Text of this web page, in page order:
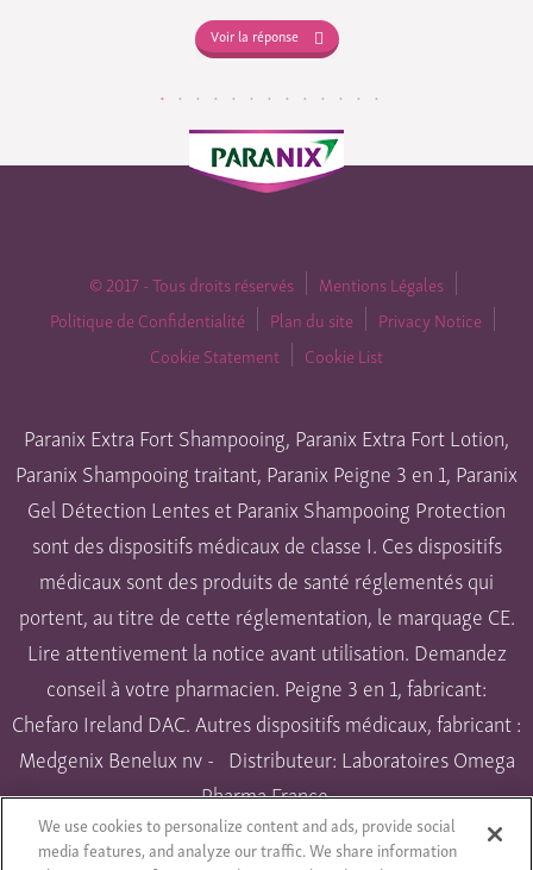
Voir la réponse
© 2017 - Tous droits réservés
Mentions Légales
Politique de Confidentialité
Plan du site
Privacy Notice
Cookie Statement
Cookie List
Paranix Extra Fort Shampooing, Paranix Extra Fort Lotion,
Paranix Shampooing traitant, Paranix Peigne 3 en 1, Paranix
Gel Détection Lentes et Paranix Shampooing Protection
sont des dispositifs médicaux de classe I. Ces dispositifs
médicaux sont des produits de santé réglementés qui
portent, au titre de cette réglementation, le marquage CE.
Lire attentivement la notice avant utilisation. Demandez
conseil à votre pharmacien. Peigne 3 en 1, fabricant:
Chefaro Ireland DAC. Autres dispositifs médicaux, fabricant :
Medgenix Benelux nv - Distributeur: Laboratoires Omega
Pharma France.
Paranix Extra Fort Spécial Environnement et Paranix Spray
We use cookies to personalize content and ads, provide social
media features, and analyze our traffic. We share information